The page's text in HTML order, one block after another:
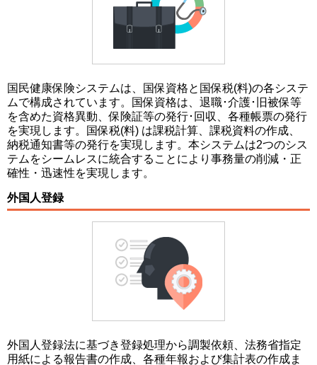
国民健康保険システムは、国保資格と国保税(料)の各システ
ムで構成されています。国保資格は、退職･介護･旧被保等
を含めた資格異動、保険証等の発行･回収、各種帳票の発行
を実現します。国保税(料) は課税計算、課税資料の作成、
納税通知書等の発行を実現します。本システムは2つのシス
テムをシームレスに統合することにより事務量の削減・正
確性・迅速性を実現します。
外国人登録
外国人登録法に基づき登録処理から調製依頼、法務省指定
用紙による報告書の作成、各種年報および集計表の作成ま